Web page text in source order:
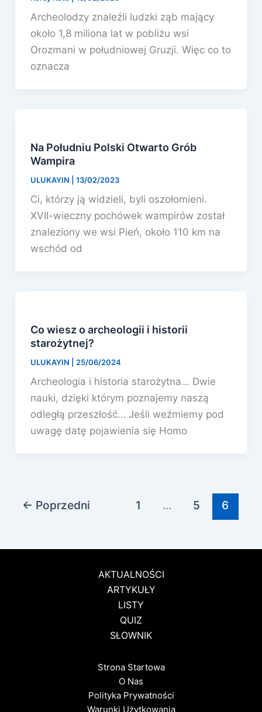
Archeolodzy znaleźli ludzki ząb mający
około 1,8 miliona lat w pobliżu wsi
Orozmani w południowej Gruzji. Więc co to
oznacza
Na Południu Polski Otwarto Grób
Wampira
ULUKAYIN 13/02/2023
Ci, którzy ją widzieli, byli oszołomieni.
XVII-wieczny pochówek wampirów został
znaleziony we wsi Pień, około 110 km na
wschód od
Co wiesz o archeologii i historii
starożytnej?
ULUKAYIN 25/06/2024
Archeologia i historia starożytna… Dwie
nauki, dzięki którym poznajemy naszą
odległą przeszłość… Jeśli weźmiemy pod
uwagę datę pojawienia się Homo
← Poprzedni 1 … 5 6
AKTUALNOŚCI
ARTYKUŁY
LISTY
QUIZ
SŁOWNIK
Strona Startowa
O Nas
Polityka Prywatności
Warunki Użytkowania